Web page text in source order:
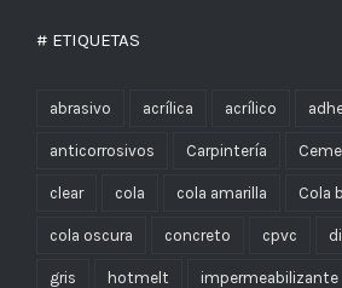
# ETIQUETAS
abrasivo acrílica acrílico
anticorrosivos Carpintería
clear cola cola amarilla Cola
cola oscura concreto cpvc
gris hotmelt impermeabilizante